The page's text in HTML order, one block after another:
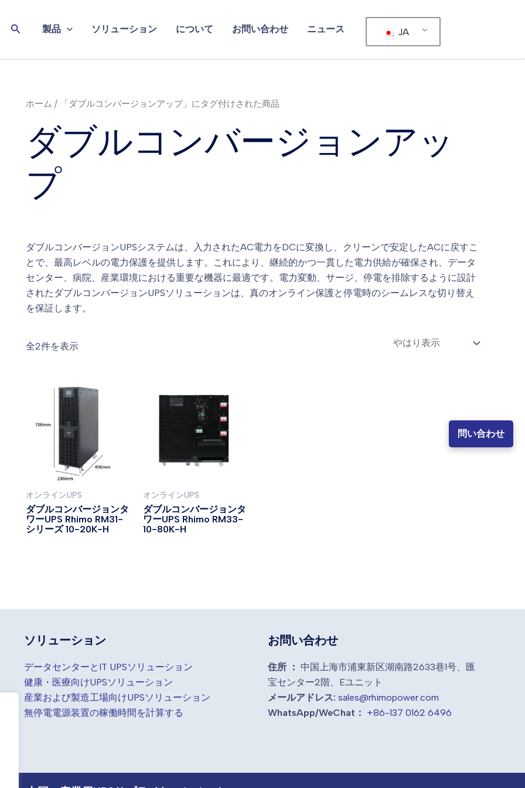
検
製品 ソリューション について お問い合わせ ニュース JA
ホーム / 「ダブルコンバージョンアップ」にタグ付けされた商品
ダブルコンバージョンアッ
プ
ダブルコンバージョンUPSシステムは、入力されたAC電力をDCに変換し、クリーンで安定したACに戻すこ
とで、最高レベルの電力保護を提供します。これにより、継続的かつ一貫した電力供給が確保され、データ
センター、病院、産業環境における重要な機器に最適です。電力変動、サージ、停電を排除するように設計
されたダブルコンバージョンUPSソリューションは、真のオンライン保護と停電時のシームレスな切り替え
を保証します。
全2件を表示
オンラインUPS
ダブルコンバージョンタ
ワーUPS Rhimo RM31-
シリーズ 10-20K-H
オンラインUPS
ダブルコンバージョンタ
ワーUPS Rhimo RM33-
10-80K-H
ソリューション
データセンターとIT UPSソリューション
健康・医療向けUPSソリューション
産業および製造工場向けUPSソリューション
無停電電源装置の稼働時間を計算する
お問い合わせ
住所 ： 中国上海市浦東新区湖南路2633巷1号、匯
宝センター2階、Eユニット
メールアドレス: sales@rhimopower.com
WhatsApp/WeChat： +86-137 0162 6496
問い合わせ